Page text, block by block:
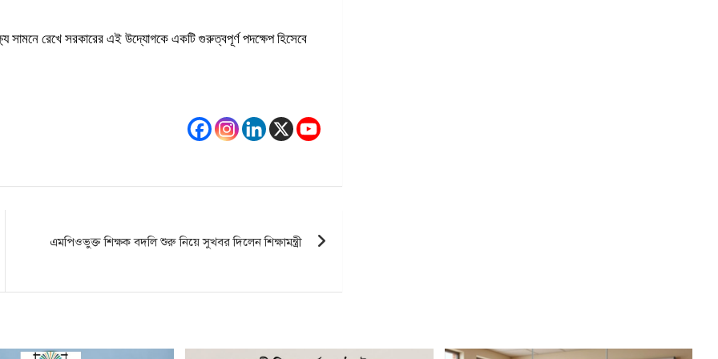
সামনে রেখে সরকারের এই উদ্যোগকে একটি গুরুত্বপূর্ণ পদক্ষেপ হিসেবে
এমপিওভুক্ত শিক্ষক বদলি শুরু নিয়ে সুখবর দিলেন শিক্ষামন্ত্রী